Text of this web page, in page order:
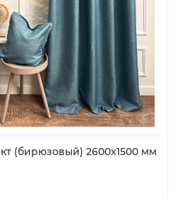
(бирюзовый) 2600х1500 мм